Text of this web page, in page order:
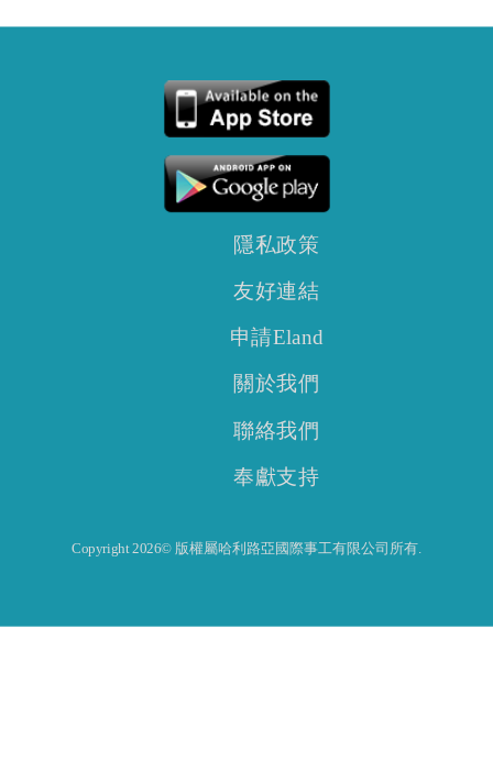
隱私政策
友好連結
申請Eland
關於我們
聯絡我們
奉獻支持
Copyright 2026© 版權屬哈利路亞國際事工有限公司所有.